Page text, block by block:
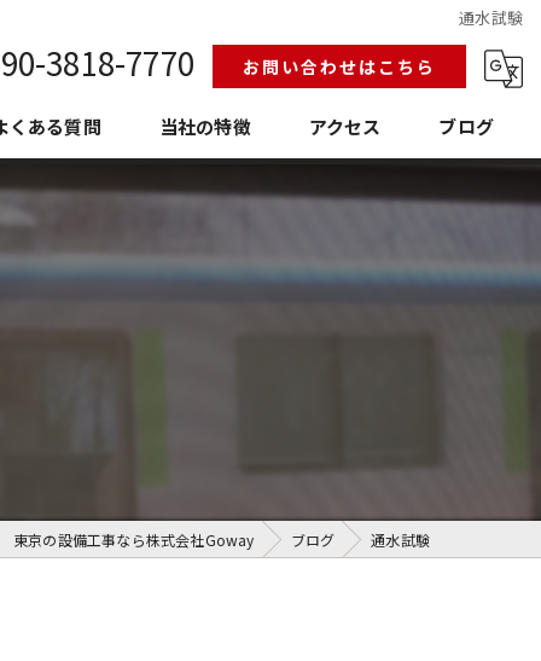
通水試験
3818-7770 お問い合わせはこちら
くある質問 当社の特徴
換気空調工事
アクセス ブログ
東京の設備工事なら株式会社Goway ブログ 通水試験